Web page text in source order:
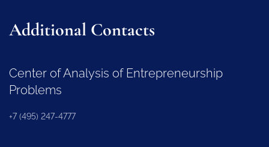
Additional Contacts
Center of Analysis of Entrepreneurship
Problems
+7 (495) 247-4777